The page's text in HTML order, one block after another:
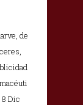
de
8 Dic